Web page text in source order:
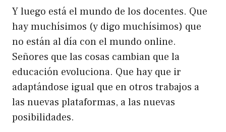
Y luego está el mundo de los docentes. Que
hay muchísimos (y digo muchísimos) que
no están al día con el mundo online.
Señores que las cosas cambian que la
educación evoluciona. Que hay que ir
adaptándose igual que en otros trabajos a
las nuevas plataformas, a las nuevas
posibilidades.